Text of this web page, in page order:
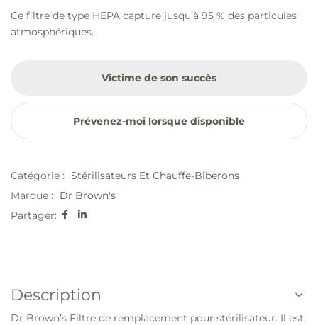
Ce filtre de type HEPA capture jusqu’à 95 % des particules
atmosphériques.
Victime de son succès
Prévenez-moi lorsque disponible
Catégorie : Stérilisateurs Et Chauffe-Biberons
Marque :
Dr Brown's
Partager:
Description
Dr Brown’s Filtre de remplacement pour stérilisateur. Il est